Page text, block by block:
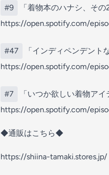
#9
「着物本のハナシ、その2
https://open.spotify.com/
#47
「インディペンデント
https://open.spotify.com/
#7
「いつか欲しい着物アイ
https://open.spotify.com/
◆通販はこちら◆
https://shiina-tamaki.stores.jp/